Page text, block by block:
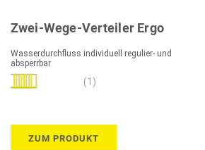
Zwei-Wege-Verteiler Ergo
Wasserdurchfluss individuell regulier- und
absperrbar
Bewertung:
(1)
ZUM PRODUKT